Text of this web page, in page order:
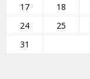
17
18
24
25
31